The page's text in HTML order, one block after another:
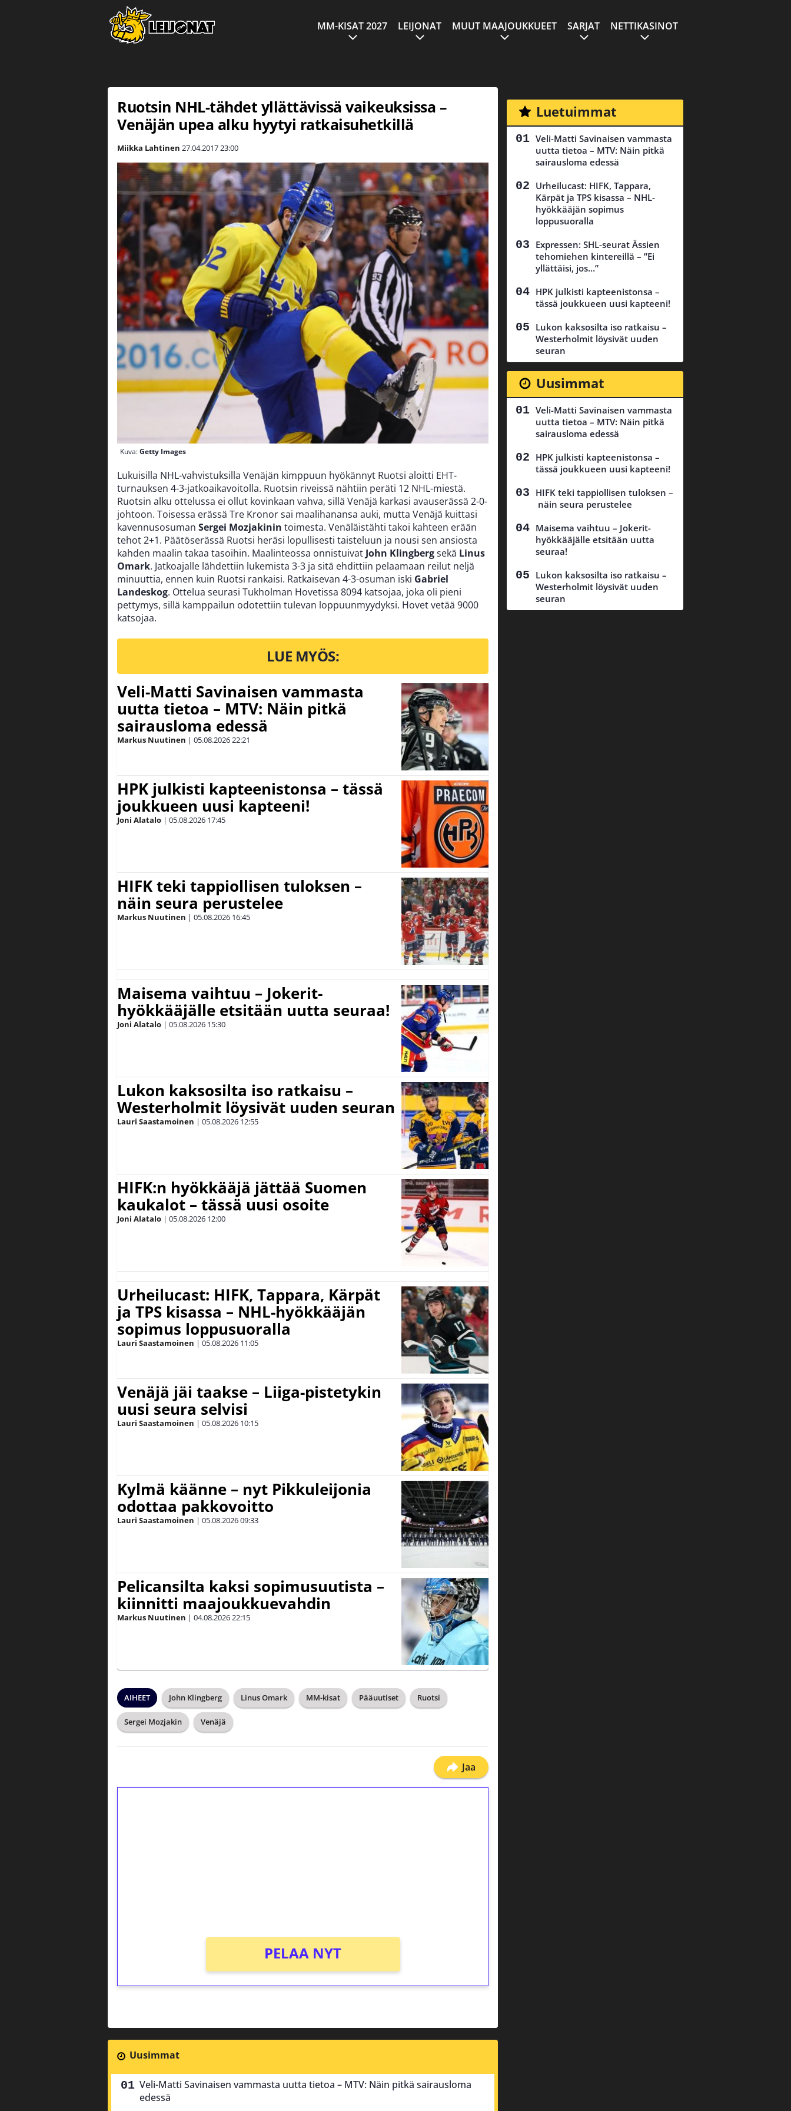
MM-KISAT 2027 LEIJONAT MUUT MAAJOUKKUEET SARJAT NETTIKASINOT
Ruotsin NHL-tähdet yllättävissä vaikeuksissa –
Venäjän upea alku hyytyi ratkaisuhetkillä
Miikka Lahtinen 27.04.201723:00
Kuva:Getty Images
Lukuisilla NHL-vahvistuksilla Venäjän kimppuun hyökännyt Ruotsi aloitti EHT-
turnauksen 4-3-jatkoaikavoitolla. Ruotsin riveissä nähtiin peräti 12 NHL-miestä.
Ruotsin alku ottelussa ei ollut kovinkaan vahva, sillä Venäjä karkasi avauserässä 2-0-
johtoon. Toisessa erässä Tre Kronor sai maalihanansa auki, mutta Venäjä kuittasi
kavennusosuman Sergei Mozjakinin toimesta. Venäläistähti takoi kahteen erään
tehot 2+1. Päätöserässä Ruotsi heräsi lopullisesti taisteluun ja nousi sen ansiosta
kahden maalin takaa tasoihin. Maalinteossa onnistuivat John Klingbergsekä Linus
Omark. Jatkoajalle lähdettiin lukemista 3-3 ja sitä ehdittiin pelaamaan reilut neljä
minuuttia, ennen kuin Ruotsi rankaisi. Ratkaisevan 4-3-osuman iski Gabriel
Landeskog. Ottelua seurasi Tukholman Hovetissa 8094 katsojaa, joka oli pieni
pettymys, sillä kamppailun odotettiin tulevan loppuunmyydyksi. Hovet vetää 9000
katsojaa.
LUE MYÖS:
Veli-Matti Savinaisen vammasta
uutta tietoa – MTV: Näin pitkä
sairausloma edessä
Markus Nuutinen | 05.08.202622:21
HPK julkisti kapteenistonsa – tässä
joukkueen uusi kapteeni!
Joni Alatalo | 05.08.2026 17:45
HIFK teki tappiollisen tuloksen –
näin seura perustelee
Markus Nuutinen | 05.08.2026 16:45
Maisema vaihtuu – Jokerit-
hyökkääjälle etsitään uutta seuraa!
Joni Alatalo | 05.08.2026 15:30
Lukon kaksosilta iso ratkaisu –
Westerholmit löysivät uuden seuran
Lauri Saastamoinen | 05.08.2026 12:55
HIFK:n hyökkääjä jättää Suomen
kaukalot – tässä uusi osoite
Joni Alatalo | 05.08.2026 12:00
Urheilucast: HIFK, Tappara, Kärpät
ja TPS kisassa – NHL-hyökkääjän
sopimus loppusuoralla
Lauri Saastamoinen | 05.08.2026 11:05
Venäjä jäi taakse – Liiga-pistetykin
uusi seura selvisi
Lauri Saastamoinen | 05.08.2026 10:15
Kylmä käänne – nyt Pikkuleijonia
odottaa pakkovoitto
Lauri Saastamoinen | 05.08.202609:33
Pelicansilta kaksi sopimusuutista –
kiinnitti maajoukkuevahdin
Markus Nuutinen | 04.08.202622:15
AIHEET John Klingberg Linus Omark MM-kisat Pääuutiset Ruotsi
Sergei Mozjakin Venäjä
Jaa
PELAA NYT
Uusimmat
Veli-Matti Savinaisen vammasta uutta tietoa – MTV: Näin pitkä sairausloma
edessä
Luetuimmat
Veli-Matti Savinaisen vammasta
uutta tietoa – MTV: Näin pitkä
sairausloma edessä
Urheilucast: HIFK, Tappara,
Kärpät ja TPS kisassa – NHL-
hyökkääjän sopimus
loppusuoralla
Expressen: SHL-seurat Ässien
tehomiehen kintereillä – ”Ei
yllättäisi, jos…”
HPK julkisti kapteenistonsa –
tässä joukkueen uusi kapteeni!
Lukon kaksosilta iso ratkaisu –
Westerholmit löysivät uuden
seuran
Uusimmat
Veli-Matti Savinaisen vammasta
uutta tietoa – MTV: Näin pitkä
sairausloma edessä
HPK julkisti kapteenistonsa –
tässä joukkueen uusi kapteeni!
HIFK teki tappiollisen tuloksen –
näin seura perustelee
Maisema vaihtuu – Jokerit-
hyökkääjälle etsitään uutta
seuraa!
Lukon kaksosilta iso ratkaisu –
Westerholmit löysivät uuden
seuran